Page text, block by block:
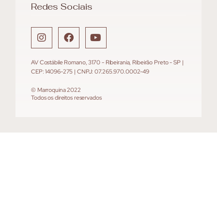
Redes Sociais
AV Costábile Romano, 3170 - Ribeirania, Ribeirão Preto - SP |
CEP: 14096-275 | CNPJ: 07.265.970.0002-49
© Marroquina 2022
Todos os direitos reservados